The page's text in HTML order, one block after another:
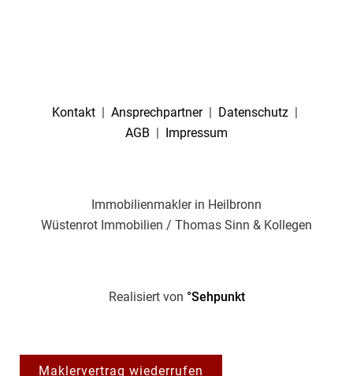
Kontakt Ansprechpartner| Datenschutz
AGB
Impressum
Immobilienmakler in Heilbronn
Wüstenrot Immobilien / Thomas Sinn & Kollegen
Realisiert von °Sehpunkt
Maklervertrag wiederrufen